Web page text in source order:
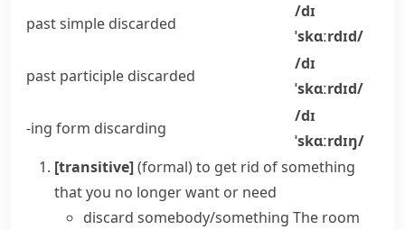
past simple discarded
/dɪ
ˈskɑːrdɪd/
past participle discarded
/dɪ
ˈskɑːrdɪd/
-ing form discarding
/dɪ
ˈskɑːrdɪŋ/
[transitive](formal)to get rid of something
that you no longer want or need
discard somebody/something The room